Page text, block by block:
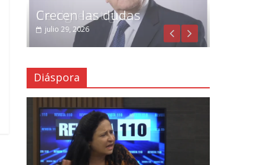
Crecen las dudas
julio 29, 2026
Diáspora